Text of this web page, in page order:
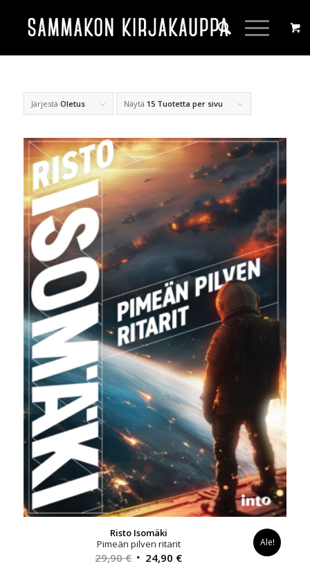
Järjestä Oletus Näytä 15 Tuotetta per sivu
Risto Isomäki
Pimeän pilven ritarit
29,90€ Alkuperäinen
24,90 €Nykyinen
Ale!